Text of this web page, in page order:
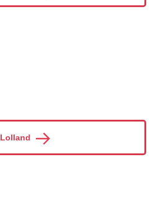
Lolland